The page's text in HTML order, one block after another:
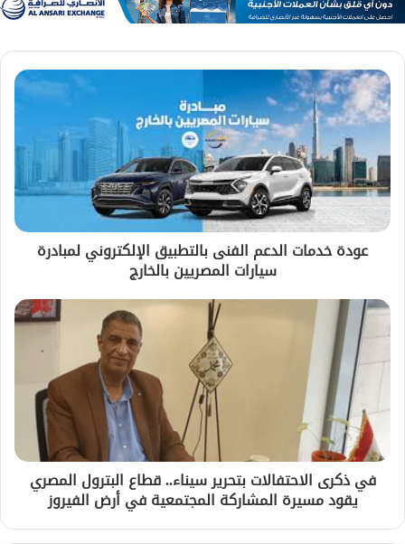
عودة خدمات الدعم الفنى بالتطبيق الإلكتروني لمبادرة
سيارات المصريين بالخارج
في ذكرى الاحتفالات بتحرير سيناء.. قطاع البترول المصري
يقود مسيرة المشاركة المجتمعية في أرض الفيروز